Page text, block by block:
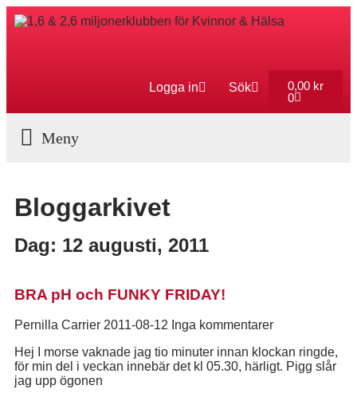
Logga in Sök 0,00 kr
0
Bloggarkivet
Dag: 12 augusti, 2011
BRA pH och FUNKY FRIDAY!
Pernilla Carrier 2011-08-12 Inga kommentarer
Hej I morse vaknade jag tio minuter innan klockan ringde,
för min del i veckan innebär det kl 05.30, härligt. Pigg slår
jag upp ögonen